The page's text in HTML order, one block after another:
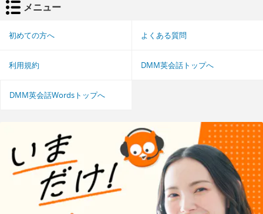
メニュー
初めての方へ よくある質問
利用規約 DMM英会話トップへ
DMM英会話Wordsトップへ